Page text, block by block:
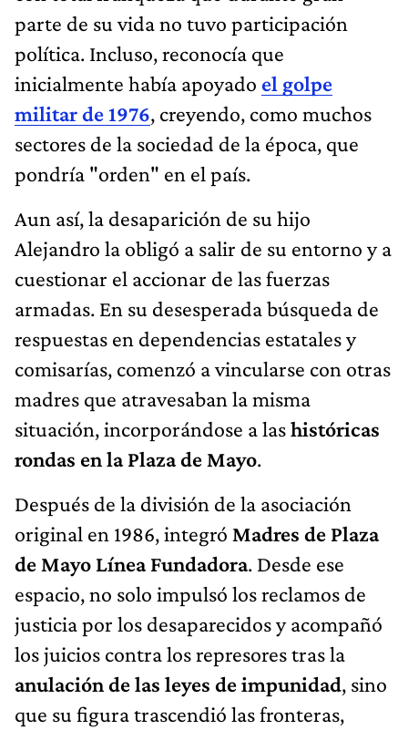
parte de su vida no tuvo participación
política. Incluso, reconocía que
inicialmente había apoyado el golpe
militar de 1976, creyendo, como muchos
sectores de la sociedad de la época, que
pondría "orden" en el país.
Aun así, la desaparición de su hijo
Alejandro la obligó a salir de su entorno y a
cuestionar el accionar de las fuerzas
armadas. En su desesperada búsqueda de
respuestas en dependencias estatales y
comisarías, comenzó a vincularse con otras
madres que atravesaban la misma
situación, incorporándose a lashistóricas
rondas en la Plaza de Mayo.
Después de la división de la asociación
original en 1986, integró Madres de Plaza
de Mayo Línea Fundadora. Desde ese
espacio, no solo impulsó los reclamos de
justicia por los desaparecidos y acompañó
los juicios contra los represores tras la
anulación de las leyes de impunidad, sino
que su figura trascendió las fronteras,